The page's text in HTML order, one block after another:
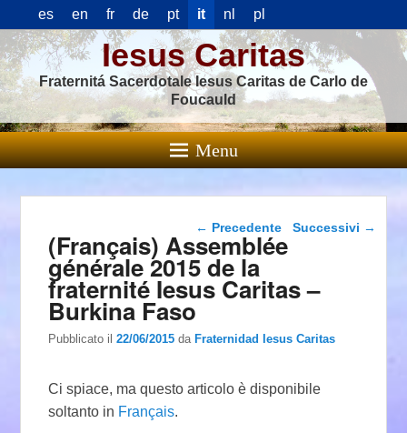
es en fr de pt it nl pl
Iesus Caritas
Fraternitá Sacerdotale Iesus Caritas de Carlo de
Foucauld
Menu
Navigazione articolo
← Precedente Successivi →
(Français) Assemblée
générale 2015 de la
fraternité Iesus Caritas –
Burkina Faso
Pubblicato il22/06/2015 daFraternidad Iesus Caritas
Ci spiace, ma questo articolo è disponibile
soltanto in Français.